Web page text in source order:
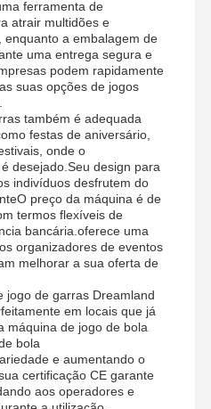
ferramenta de
atrair multidões e
a embalagem de
uma entrega segura e
podem rapidamente
suas opções de jogos
também é adequada
festas de aniversário,
onde o
desejado.Seu design para
indivíduos desfrutem do
preço da máquina é de
termos flexíveis de
bancária.oferece uma
organizadores de eventos
melhorar a sua oferta de
jogo de garras Dreamland
em locais que já
máquina de jogo de bola
bola
e aumentando o
certificação CE garante
aos operadores e